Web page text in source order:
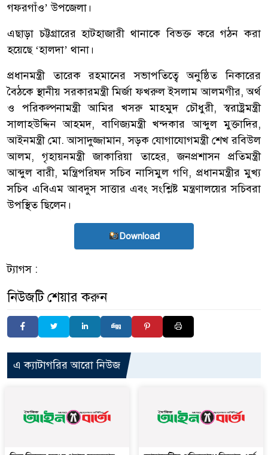
গফরগাঁও’ উপজেলা।
এছাড়া চট্টগ্রারের হাটহাজারী থানাকে বিভক্ত করে গঠন করা
হয়েছে ‘হালদা’ থানা।
প্রধানমন্ত্রী তারেক রহমানের সভাপতিত্বে অনুষ্ঠিত নিকারের
বৈঠকে স্থানীয় সরকারমন্ত্রী মির্জা ফখরুল ইসলাম আলমগীর, অর্থ
ও পরিকল্পনামন্ত্রী আমির খসরু মাহমুদ চৌধুরী, স্বরাষ্ট্রমন্ত্রী
সালাহউদ্দিন আহমদ, বাণিজ্যমন্ত্রী খন্দকার আব্দুল মুক্তাদির,
আইনমন্ত্রী মো. আসাদুজ্জামান, সড়ক যোগাযোগমন্ত্রী শেখ রবিউল
আলম, গৃহায়নমন্ত্রী জাকারিয়া তাহের, জনপ্রশাসন প্রতিমন্ত্রী
আব্দুল বারী, মন্ত্রিপরিষদ সচিব নাসিমুল গণি, প্রধানমন্ত্রীর মুখ্য
সচিব এবিএম আবদুস সাত্তার এবং সংশ্লিষ্ট মন্ত্রণালয়ের সচিবরা
উপস্থিত ছিলেন।
Download
ট্যাগস :
নিউজটি শেয়ার করুন
এ ক্যাটাগরির আরো নিউজ